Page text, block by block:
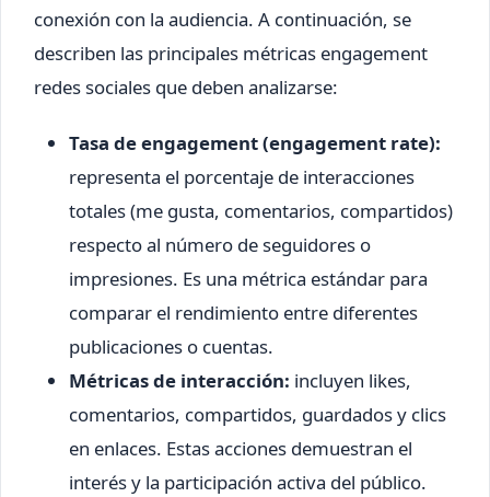
conexión con la audiencia. A continuación, se
describen las principales métricas engagement
redes sociales que deben analizarse:
Tasa de engagement (engagement rate):
representa el porcentaje de interacciones
totales (me gusta, comentarios, compartidos)
respecto al número de seguidores o
impresiones. Es una métrica estándar para
comparar el rendimiento entre diferentes
publicaciones o cuentas.
Métricas de interacción: incluyen likes,
comentarios, compartidos, guardados y clics
en enlaces. Estas acciones demuestran el
interés y la participación activa del público.